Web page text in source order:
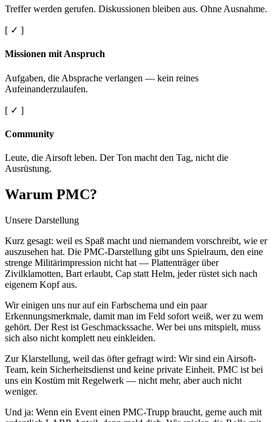
Treffer werden gerufen. Diskussionen bleiben aus. Ohne Ausnahme.
[ ✓ ]
Missionen mit Anspruch
Aufgaben, die Absprache verlangen — kein reines
Aufeinanderzulaufen.
[ ✓ ]
Community
Leute, die Airsoft leben. Der Ton macht den Tag, nicht die
Ausrüstung.
Warum PMC?
Unsere Darstellung
Kurz gesagt: weil es Spaß macht und niemandem vorschreibt, wie er
auszusehen hat. Die PMC-Darstellung gibt uns Spielraum, den eine
strenge Militärimpression nicht hat — Plattenträger über
Zivilklamotten, Bart erlaubt, Cap statt Helm, jeder rüstet sich nach
eigenem Kopf aus.
Wir einigen uns nur auf ein Farbschema und ein paar
Erkennungsmerkmale, damit man im Feld sofort weiß, wer zu wem
gehört. Der Rest ist Geschmackssache. Wer bei uns mitspielt, muss
sich also nicht komplett neu einkleiden.
Zur Klarstellung, weil das öfter gefragt wird: Wir sind ein Airsoft-
Team, kein Sicherheitsdienst und keine private Einheit. PMC ist bei
uns ein Kostüm mit Regelwerk — nicht mehr, aber auch nicht
weniger.
Und ja: Wenn ein Event einen PMC-Trupp braucht, gerne auch mit